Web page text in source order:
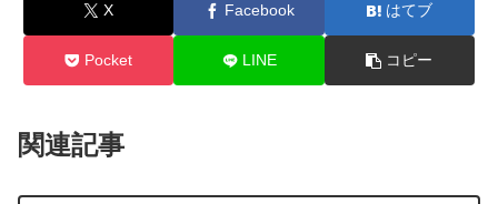
X Facebook はてブ
Pocket LINE コピー
関連記事